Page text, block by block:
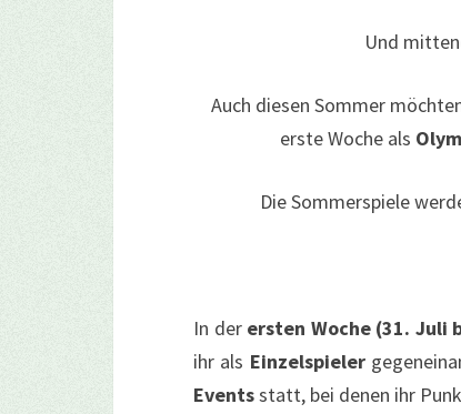
Und
Auch diesen Sommer
erste Woche als
Die Sommerspiele
In der ersten Woche (31. Juli
ihr als Einzelspieler
Eventsstatt, bei denen ihr